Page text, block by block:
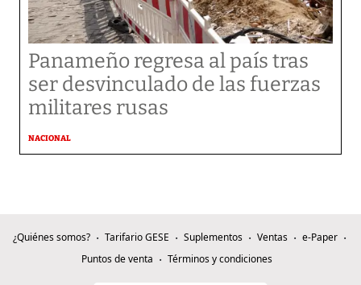
Panameño regresa al país tras
ser desvinculado de las fuerzas
militares rusas
NACIONAL
¿Quiénes somos? Tarifario GESE Suplementos Ventas
e-Paper
Puntos de venta
Términos y condiciones